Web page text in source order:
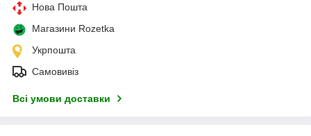
Нова Пошта
Магазини Rozetka
Укрпошта
Самовивіз
Всі умови доставки